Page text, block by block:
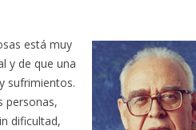
está muy
y de que una
sufrimientos.
personas,
dificultad,